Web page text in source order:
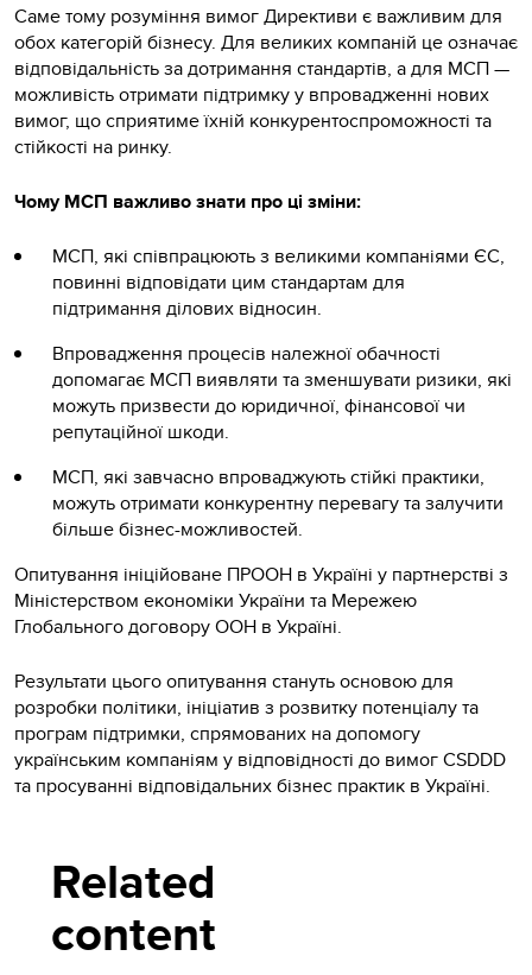
Саме тому розуміння вимог Директиви є важливим для
обох категорій бізнесу. Для великих компаній це означає
відповідальність за дотримання стандартів, а для МСП —
можливість отримати підтримку у впровадженні нових
вимог, що сприятиме їхній конкурентоспроможності та
стійкості на ринку.
Чому МСП важливо знати про ці зміни:
МСП, які співпрацюють з великими компаніями ЄС,
повинні відповідати цим стандартам для
підтримання ділових відносин.
Впровадження процесів належної обачності
допомагає МСП виявляти та зменшувати ризики, які
можуть призвести до юридичної, фінансової чи
репутаційної шкоди.
МСП, які завчасно впроваджують стійкі практики,
можуть отримати конкурентну перевагу та залучити
більше бізнес-можливостей.
Опитування ініційоване ПРООН в Україні у партнерстві з
Міністерством економіки України та Мережею
Глобального договору ООН в Україні.
Результати цього опитування стануть основою для
розробки політики, ініціатив з розвитку потенціалу та
програм підтримки, спрямованих на допомогу
українським компаніям у відповідності до вимог CSDDD
та просуванні відповідальних бізнес практик в Україні.
Related
content